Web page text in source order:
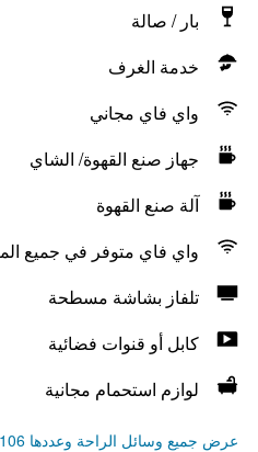
بار / صالة
خدمة الغرف
واي فاي مجاني
جهاز صنع القهوة/ الشاي
آلة صنع القهوة
واي فاي متوفر في جميع
تلفاز بشاشة مسطحة
كابل أو قنوات فضائية
لوازم استحمام مجانية
عرض جميع وسائل الراحة وعددها 106